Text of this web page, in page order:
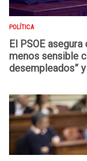
POLÍTICA
El PSOE
menos sensible
desempleados”